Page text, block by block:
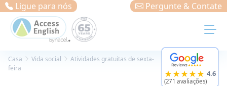
Ligue para nós Pergunte & Contate
★★★★★ 4.6
(271 avaliações)
Casa Vida social
Atividades gratuitas de sexta-
feira
Painel de Gerenciamento de Cookies